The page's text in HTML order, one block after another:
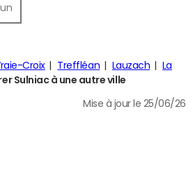
Croix Treffléan Lauzach
La
Sulniac à une autre ville
Mise à jour le 25/06/26